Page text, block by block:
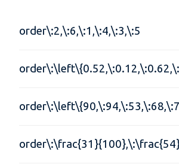
order\:2,\:6,\:1,\:4,\:3,\:5